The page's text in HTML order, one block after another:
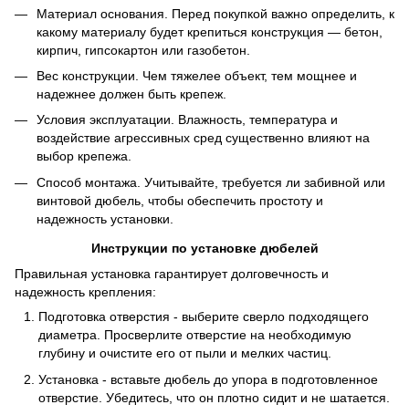
Материал основания. Перед покупкой важно определить, к
какому материалу будет крепиться конструкция — бетон,
кирпич, гипсокартон или газобетон.
Вес конструкции. Чем тяжелее объект, тем мощнее и
надежнее должен быть крепеж.
Условия эксплуатации. Влажность, температура и
воздействие агрессивных сред существенно влияют на
выбор крепежа.
Способ монтажа. Учитывайте, требуется ли забивной или
винтовой дюбель, чтобы обеспечить простоту и
надежность установки.
Инструкции по установке дюбелей
Правильная установка гарантирует долговечность и
надежность крепления:
Подготовка отверстия - выберите сверло подходящего
диаметра. Просверлите отверстие на необходимую
глубину и очистите его от пыли и мелких частиц.
Установка - вставьте дюбель до упора в подготовленное
отверстие. Убедитесь, что он плотно сидит и не шатается.